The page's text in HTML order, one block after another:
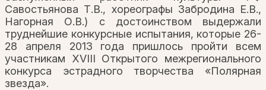
Савостьянова Т.В., хореографы Забродина Е.В.,
Нагорная О.В.) с достоинством выдержали
труднейшие конкурсные испытания, которые 26-
28 апреля 2013 года пришлось пройти всем
участникам XVIII Открытого межрегионального
конкурса эстрадного творчества «Полярная
звезда».